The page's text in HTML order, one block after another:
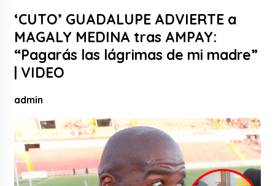
‘CUTO’ GUADALUPE ADVIERTE a
MAGALY MEDINA tras AMPAY:
“Pagarás las lágrimas de mi madre”
| VIDEO
admin